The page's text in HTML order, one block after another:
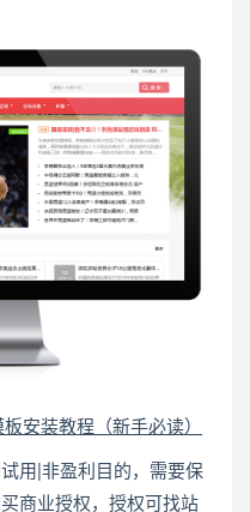
安装教程（新手必读）
用|非盈利目的，需要保
商业授权，授权可找站